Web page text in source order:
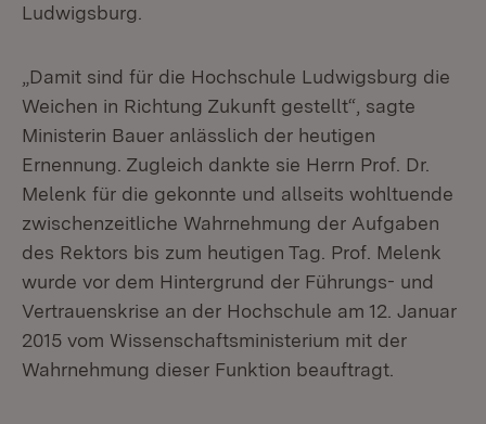
Ludwigsburg.
„Damit sind für die Hochschule Ludwigsburg die
Weichen in Richtung Zukunft gestellt“, sagte
Ministerin Bauer anlässlich der heutigen
Ernennung. Zugleich dankte sie Herrn Prof. Dr.
Melenk für die gekonnte und allseits wohltuende
zwischenzeitliche Wahrnehmung der Aufgaben
des Rektors bis zum heutigen Tag. Prof. Melenk
wurde vor dem Hintergrund der Führungs- und
Vertrauenskrise an der Hochschule am 12. Januar
2015 vom Wissenschaftsministerium mit der
Wahrnehmung dieser Funktion beauftragt.